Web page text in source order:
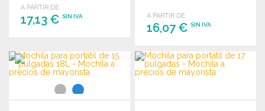
accesorios.
A PARTIR DE
17,13 € SIN IVA
Solicitar un presupuesto
x 45 x 10 cm.
A PARTIR DE
16,07 €SIN IVA
PEDIR
Solicitar un presupuesto